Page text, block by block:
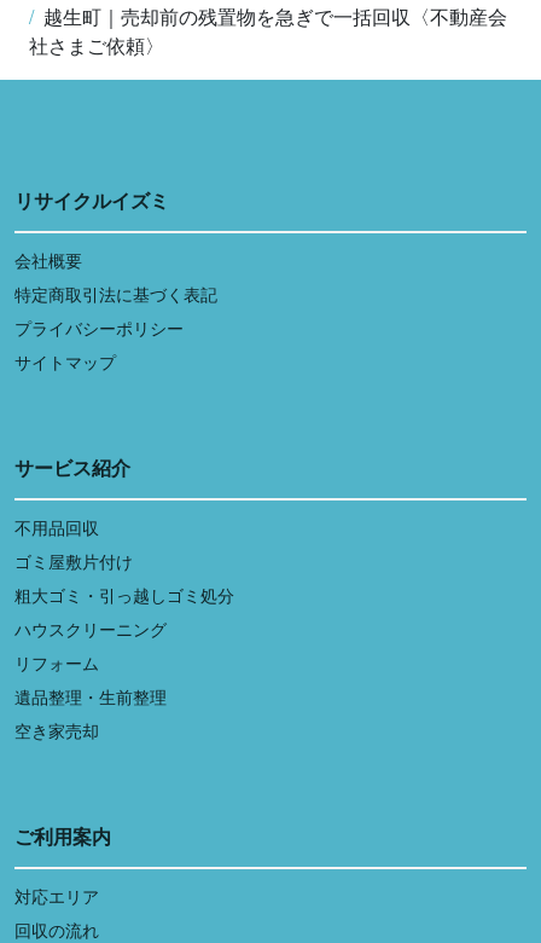
越生町｜売却前の残置物を急ぎで一括回収〈不動産会
社さまご依頼〉
リサイクルイズミ
会社概要
特定商取引法に基づく表記
プライバシーポリシー
サイトマップ
サービス紹介
不用品回収
ゴミ屋敷片付け
粗大ゴミ・引っ越しゴミ処分
ハウスクリーニング
リフォーム
遺品整理・生前整理
空き家売却
ご利用案内
対応エリア
回収の流れ